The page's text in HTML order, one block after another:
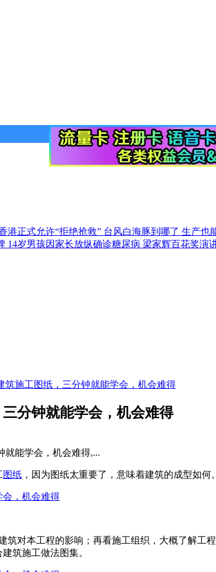
港正式允许“拒绝抢救” 台风白海豚到哪了 生产也
14岁男孩因家长放纵确诊糖尿病 梁家辉百花奖演
筑施工图纸，三分钟就能学会，机会难得
分钟就能学会，机会难得
就能学会，机会难得,...
图纸 ，因为图纸太重要了，意味着建筑的成型如
筑对本工程的影响；再看施工组织，大概了解
筑施工做法图集。